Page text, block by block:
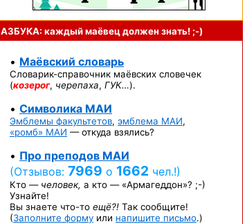
АЗБУКА: каждый маёвец должензнать! ;-)
• Маёвский словарь
Словарик-справочник маёвских словечек
(козерог, черепаха, ГУК…).
• Символика МАИ
Эмблемы факультетов, эмблема МАИ,
«ромб» МАИ — откуда взялись?
• Про преподов МАИ
(Отзывов: 7969 о 1662 чел.!)
Кто — человек, а кто — «Армагеддон»? ;-)
Узнайте!
Вы знаете что-то ещё?! Так сообщите!
(Заполните форму или напишите письмо.)